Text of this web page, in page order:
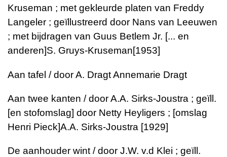
Kruseman ; met gekleurde platen van Freddy
Langeler ; geïllustreerd door Nans van Leeuwen
; met bijdragen van Guus Betlem Jr. [... en
anderen]S. Gruys-Kruseman[1953]
Aan tafel / door A. Dragt Annemarie Dragt
Aan twee kanten / door A.A. Sirks-Joustra ; geïll.
[en stofomslag] door Netty Heyligers ; [omslag
Henri Pieck]A.A. Sirks-Joustra [1929]
De aanhouder wint / door J.W. v.d Klei ; geïll.